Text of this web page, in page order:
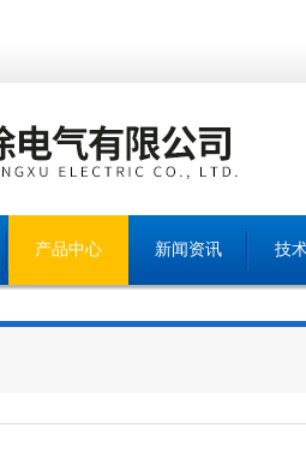
产品中心 新闻资讯 技